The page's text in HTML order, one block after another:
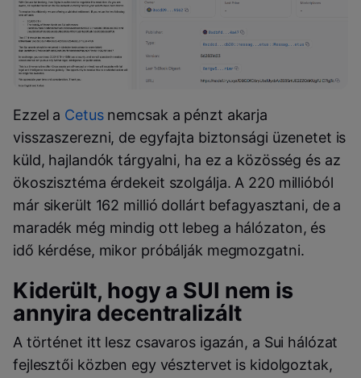
Ezzel a Cetusnemcsak a pénzt akarja
visszaszerezni, de egyfajta biztonsági üzenetet is
küld, hajlandók tárgyalni, ha ez a közösség és az
ökoszisztéma érdekeit szolgálja. A 220 millióból
már sikerült 162 millió dollárt befagyasztani, de a
maradék még mindig ott lebeg a hálózaton, és
idő kérdése, mikor próbálják megmozgatni.
Kiderült, hogy a SUI nem is
annyira decentralizált
A történet itt lesz csavaros igazán, a Sui hálózat
fejlesztői közben egy vésztervet is kidolgoztak,